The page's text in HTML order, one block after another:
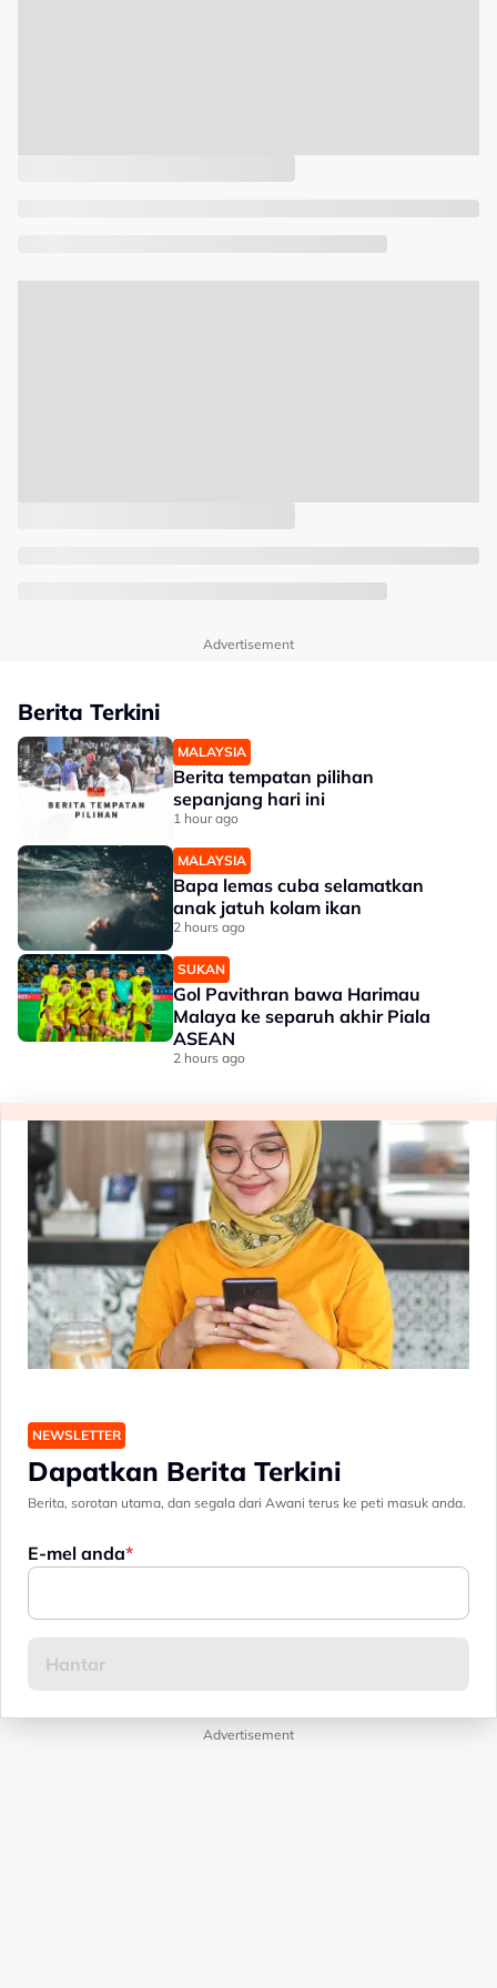
Advertisement
Berita Terkini
MALAYSIA
Berita tempatan pilihan
sepanjang hari ini
1 hour ago
MALAYSIA
Bapa lemas cuba selamatkan
anak jatuh kolam ikan
2 hours ago
SUKAN
Gol Pavithran bawa Harimau
Malaya ke separuh akhir Piala
ASEAN
2 hours ago
NEWSLETTER
Dapatkan Berita Terkini
Berita, sorotan utama, dan segala dari Awani terus ke peti masuk anda.
E-mel anda
Advertisement